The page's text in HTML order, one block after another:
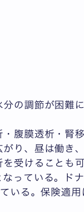
の調節が困難
腹膜透析・腎
り、昼は働き
受けることも
っている。ド
いる。保険適用